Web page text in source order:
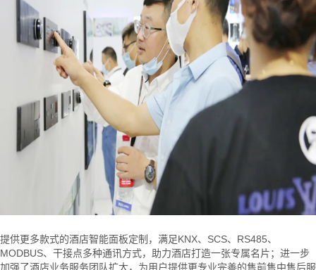
提供更多款式的酒店智能面板定制，满足KNX、SCS、RS485、
MODBUS、干接点多种通讯方式，助力酒店打造一张专属名片；进一步
加强了酒店业务服务团队扩大，为用户提供更专业完善的售前售中售后服